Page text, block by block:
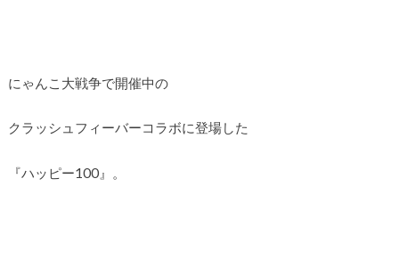
にゃんこ大戦争で開催中の
クラッシュフィーバーコラボに登場した
『ハッピー100』。